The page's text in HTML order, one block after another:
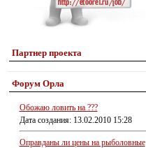
Партнер проекта
Форум Орла
Обожаю ловить на ???
Дата создания: 13.02.2010 15:28
Оправданы ли цены на рыболовные